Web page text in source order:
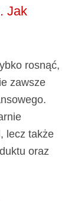
Jak
rosnąć,
zawsze
lecz także
oraz